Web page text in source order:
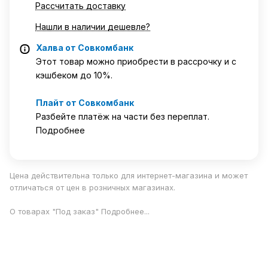
Рассчитать доставку
Нашли в наличии дешевле?
Халва от Совкомбанк
Этот товар можно приобрести в рассрочку и с
кэшбеком до 10%.
Плайт от Совкомбанк
Разбейте платёж на части без переплат.
Подробнее
Цена действительна только для интернет-магазина и может
отличаться от цен в розничных магазинах.
О товарах "Под заказ" Подробнее...